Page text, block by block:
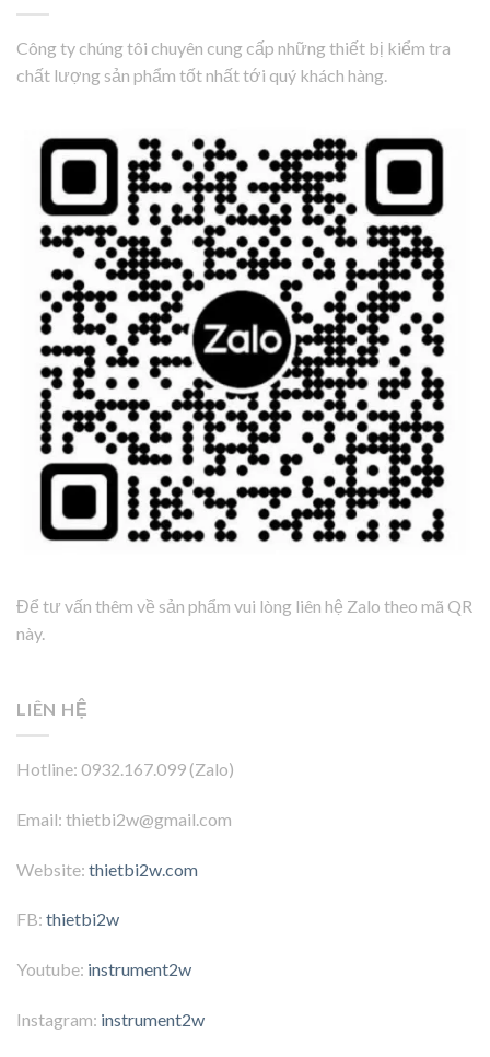
Công ty chúng tôi chuyên cung cấp những thiết bị kiểm tra
chất lượng sản phẩm tốt nhất tới quý khách hàng.
Để tư vấn thêm về sản phẩm vui lòng liên hệ Zalo theo mã QR
này.
LIÊN HỆ
Hotline: 0932.167.099 (Zalo)
Email: thietbi2w@gmail.com
Website: thietbi2w.com
FB: thietbi2w
Youtube: instrument2w
Instagram: instrument2w